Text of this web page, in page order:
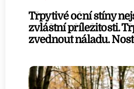
Třpytivé oční stíny
zvláštní příležitosti.
zvednout náladu.